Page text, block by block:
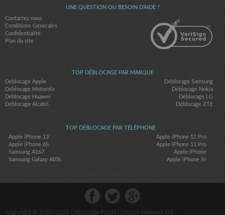
UNE QUESTION OU BESOIN D'AIDE ?
Contactez nous
Conditions Générales
Confidentialité
Plan du site
TOP DÉBLOCAGE PAR MARQUE
Déblocage Apple
Déblocage Samsung
Déblocage Motorola
Déblocage Nokia
Déblocage Huawei
Déblocage LG
Déblocage Alcatel
Déblocage ZTE
TOP DÉBLOCAGE PAR TÉLÉPHONE
Apple iPhone 13
Apple iPhone 12 Pro
Apple iPhone 6S
Apple iPhone 11 Pro
Samsung A167
Apple iPhone
Samsung Galaxy A03s
Apple iPhone Xr
Copyright © 2007-2026 Déblocage-Facile | Unlock Network Ltd